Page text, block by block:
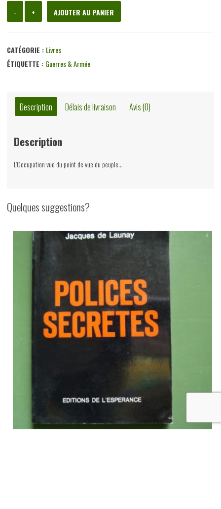
-
de
vie
quotidienne
sous
l'Occupation
1945,
Jacques
Jacques
Offergeld,
Paul
Legrain,
1982
+ AJOUTER AU PANIER
CATÉGORIE : Livres
ÉTIQUETTE : Guerres & Armée
Description Délais de livraison Avis (0)
Description
L’Occupation vue du point de vue du peuple…
Quelques suggestions?